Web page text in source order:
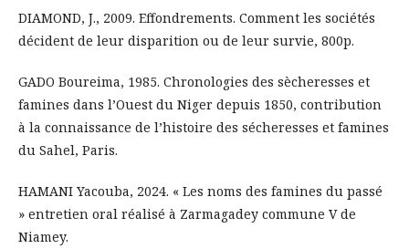
DIAMOND, J., 2009. Effondrements. Comment les sociétés
décident de leur disparition ou de leur survie, 800p.
GADO Boureima, 1985. Chronologies des sècheresses et
famines dans l’Ouest du Niger depuis 1850, contribution
à la connaissance de l’histoire des sécheresses et famines
du Sahel, Paris.
HAMANI Yacouba, 2024. « Les noms des famines du passé
» entretien oral réalisé à Zarmagadey commune V de
Niamey.